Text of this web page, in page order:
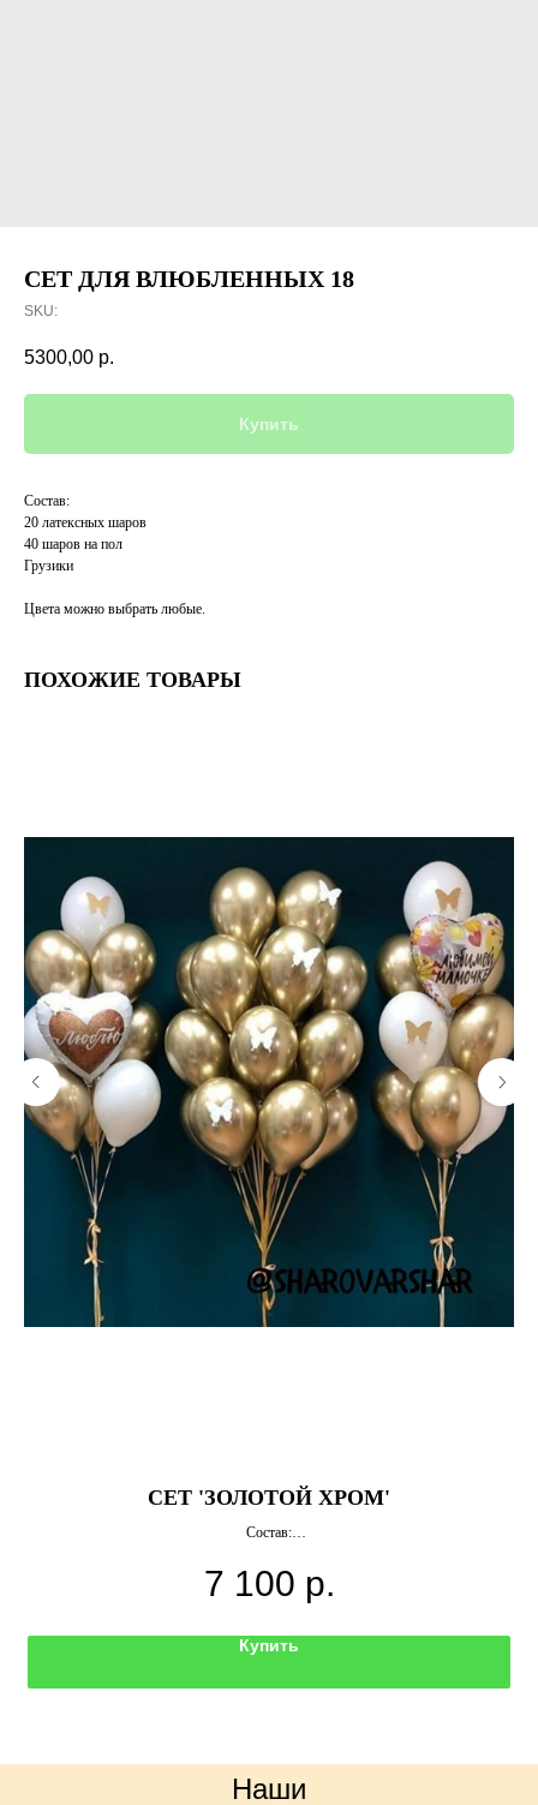
СЕТ ДЛЯ ВЛЮБЛЕННЫХ 18
SKU:
5300,00 р.
Купить
Состав:
20 латексных шаров
40 шаров на пол
Грузики
Цвета можно выбрать любые.
ПОХОЖИЕ ТОВАРЫ
СЕТ 'ЗОЛОТОЙ ХРОМ'
Состав:
35 латексных шаров хром
Грузики
Цвета можно выбрать любые.
7 100 р.
Купить
Наши